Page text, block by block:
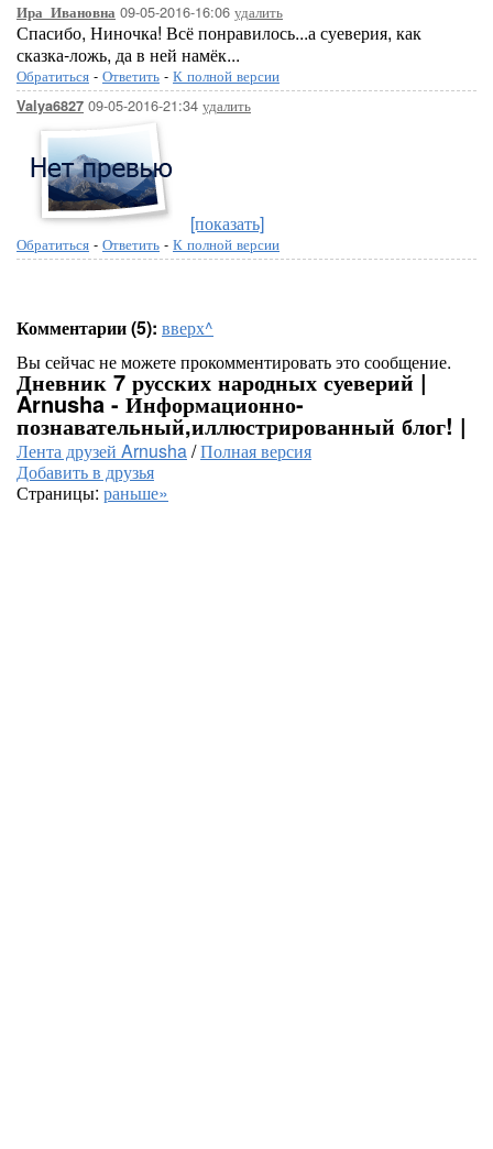
Ира_Ивановна 09-05-2016-16:06 удалить
Спасибо, Ниночка! Всё понравилось...а суеверия, как
сказка-ложь, да в ней намёк...
Обратиться - Ответить - К полной версии
Valya6827 09-05-2016-21:34 удалить
[показать]
Обратиться - Ответить - К полной версии
Комментарии (5): вверх^
Вы сейчас не можете прокомментировать это сообщение.
Дневник 7 русских народных суеверий |
Arnusha - Информационно-
познавательный,иллюстрированный блог! |
Лента друзей Arnusha/Полная версия
Добавить в друзья
Страницы: раньше»